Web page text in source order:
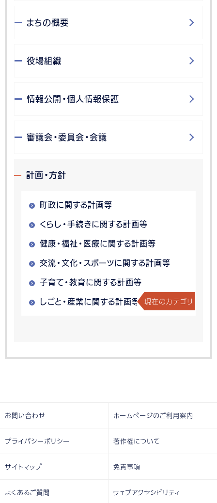
まちの概要
役場組織
情報公開・個人情報保護
審議会・委員会・会議
計画・方針
町政に関する計画等
くらし・手続きに関する計画等
健康・福祉・医療に関する計画等
交流・文化・スポーツに関する計画等
子育て・教育に関する計画等
しごと・産業に関する計画等 現在のカテゴリ
お問い合わせ ホームページのご利用案内
プライバシーポリシー 著作権について
サイトマップ 免責事項
よくあるご質問 ウェブアクセシビリティ